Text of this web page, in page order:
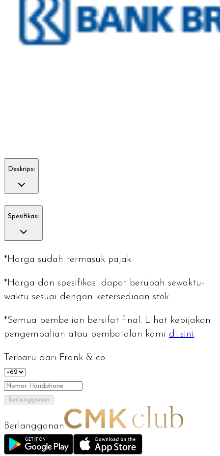
Deskripsi
Spesifikasi
*Harga sudah termasuk pajak
*Harga dan spesifikasi dapat berubah sewaktu-
waktu sesuai dengan ketersediaan stok.
*Semua pembelian bersifat final. Lihat kebijakan
pengembalian atau pembatalan kami di sini.
Terbaru dari Frank & co.
Berlangganan
Berlangganan